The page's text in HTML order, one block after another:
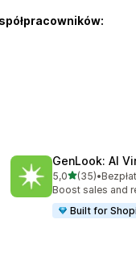
GenLook: AI
5,0na 5 gwiazdek
(35)
Łączna liczba
•
Boost sales and
Built for